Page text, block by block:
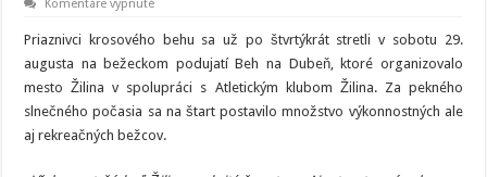
Komentáre vypnuté
Žiline
sa
po
štvrtýkrát
konal
na
Dubeň
Priaznivci krosového behu sa už po štvrtýkrát stretli v sobotu 29.
augusta na bežeckom podujatí Beh na Dubeň, ktoré organizovalo
mesto Žilina v spolupráci s Atletickým klubom Žilina. Za pekného
slnečného počasia sa na štart postavilo množstvo výkonnostných ale
aj rekreačných bežcov.